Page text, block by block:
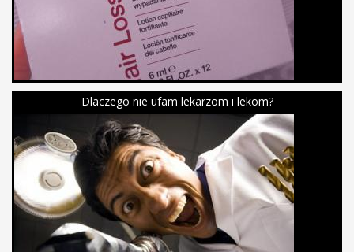
Dlaczego nie ufam lekarzom i lekom?